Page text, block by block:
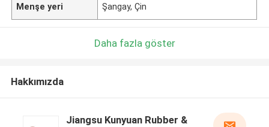
Menşe yeri Şangay, Çin
Daha fazla göster
Hakkımızda
Jiangsu Kunyuan Rubber &